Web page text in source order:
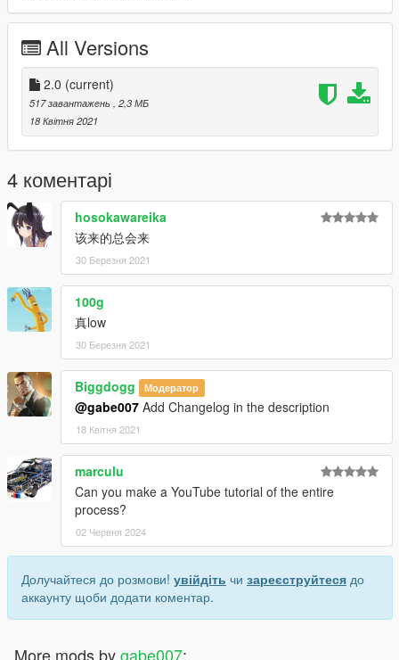
我的qq群：769408531
All Versions
2.0 (current)
517 завантажень
, 2,3 МБ
18 Квітня 2021
4 коментарі
hosokawareika
该来的总会来
30 Березня 2021
100g
真low
30 Березня 2021
Biggdogg Модератор
@gabe007 Add Changelog in the description
18 Квітня 2021
marculu
Can you make a YouTube tutorial of the entire
process?
02 Червня 2024
Долучайтеся до розмови! увійдіть чи зареєструйтеся до
аккаунту щоби додати коментар.
More mods bygabe007: